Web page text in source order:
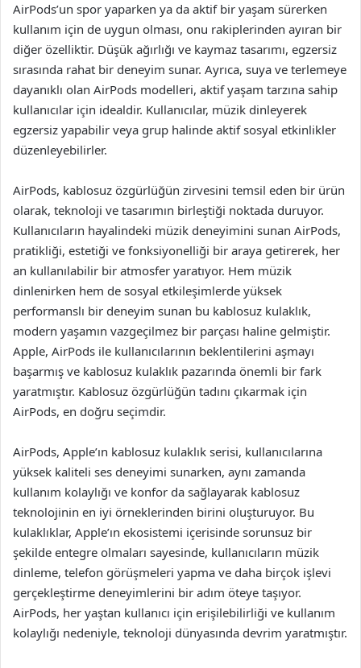
AirPods’un spor yaparken ya da aktif bir yaşam sürerken
kullanım için de uygun olması, onu rakiplerinden ayıran bir
diğer özelliktir. Düşük ağırlığı ve kaymaz tasarımı, egzersiz
sırasında rahat bir deneyim sunar. Ayrıca, suya ve terlemeye
dayanıklı olan AirPods modelleri, aktif yaşam tarzına sahip
kullanıcılar için idealdir. Kullanıcılar, müzik dinleyerek
egzersiz yapabilir veya grup halinde aktif sosyal etkinlikler
düzenleyebilirler.
AirPods, kablosuz özgürlüğün zirvesini temsil eden bir ürün
olarak, teknoloji ve tasarımın birleştiği noktada duruyor.
Kullanıcıların hayalindeki müzik deneyimini sunan AirPods,
pratikliği, estetiği ve fonksiyonelliği bir araya getirerek, her
an kullanılabilir bir atmosfer yaratıyor. Hem müzik
dinlenirken hem de sosyal etkileşimlerde yüksek
performanslı bir deneyim sunan bu kablosuz kulaklık,
modern yaşamın vazgeçilmez bir parçası haline gelmiştir.
Apple, AirPods ile kullanıcılarının beklentilerini aşmayı
başarmış ve kablosuz kulaklık pazarında önemli bir fark
yaratmıştır. Kablosuz özgürlüğün tadını çıkarmak için
AirPods, en doğru seçimdir.
AirPods, Apple’ın kablosuz kulaklık serisi, kullanıcılarına
yüksek kaliteli ses deneyimi sunarken, aynı zamanda
kullanım kolaylığı ve konfor da sağlayarak kablosuz
teknolojinin en iyi örneklerinden birini oluşturuyor. Bu
kulaklıklar, Apple’ın ekosistemi içerisinde sorunsuz bir
şekilde entegre olmaları sayesinde, kullanıcıların müzik
dinleme, telefon görüşmeleri yapma ve daha birçok işlevi
gerçekleştirme deneyimlerini bir adım öteye taşıyor.
AirPods, her yaştan kullanıcı için erişilebilirliği ve kullanım
kolaylığı nedeniyle, teknoloji dünyasında devrim yaratmıştır.